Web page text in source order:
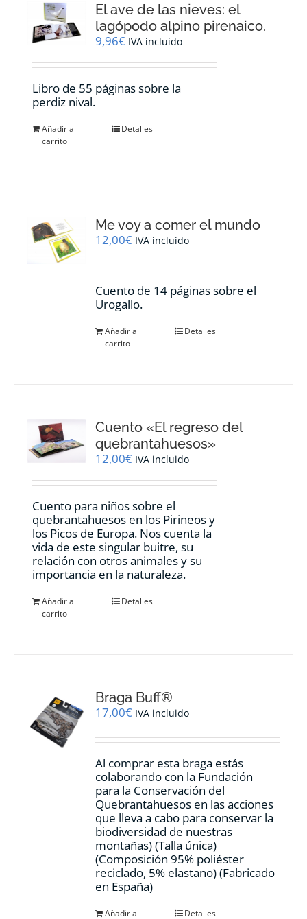
El ave de las nieves: el
lagópodo alpino pirenaico.
9,96€ IVA incluido
Libro de 55 páginas sobre la
perdiz nival.
Añadir al
carrito
Detalles
Me voy a comer el mundo
12,00€ IVA incluido
Cuento de 14 páginas sobre el
Urogallo.
Añadir al
carrito
Detalles
Cuento «El regreso del
quebrantahuesos»
12,00€ IVA incluido
Cuento para niños sobre el
quebrantahuesos en los Pirineos y
los Picos de Europa. Nos cuenta la
vida de este singular buitre, su
relación con otros animales y su
importancia en la naturaleza.
Añadir al
carrito
Detalles
Braga Buff®
17,00€ IVA incluido
Al comprar esta braga estás
colaborando con la Fundación
para la Conservación del
Quebrantahuesos en las acciones
que lleva a cabo para conservar la
biodiversidad de nuestras
montañas) (Talla única)
(Composición 95% poliéster
reciclado, 5% elastano) (Fabricado
en España)
Añadir al Detalles